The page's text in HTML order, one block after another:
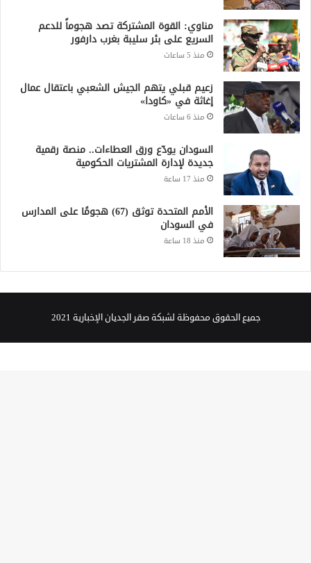
مناوي: القوة المشتركة تصد هجوماً للدعم
السريع على بئر سليبة بغرب دارفور
منذ 5 ساعات
زعيم قبلي يتهم الجيش الشعبي باعتقال عمال
إغاثة في «كاودا»
منذ 6 ساعات
السودان يودّع ورق العطاءات.. منصة رقمية
جديدة لإدارة المشتريات الحكومية
منذ 17 ساعة
الأمم المتحدة توثق (67) هجومًا على المدارس
في السودان
منذ 18 ساعة
جميع الحقوق محفوظة لشبكة صقر الجديان الإخبارية 2021